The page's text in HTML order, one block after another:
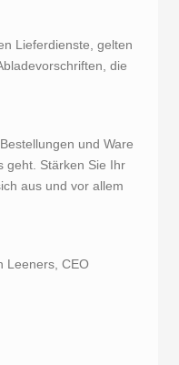
Lieferdienste, gelten
die
und Ware
geht. Stärken Sie Ihr
aus und vor allem
Leeners, CEO